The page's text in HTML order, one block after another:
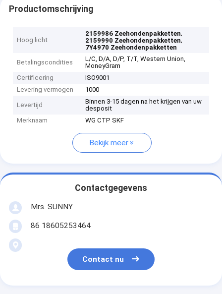
Productomschrijving
Hoog licht
2159986 Zeehondenpakketten,
2159990 Zeehondenpakketten,
7Y4970 Zeehondenpakketten
Betalingscondities
L/C, D/A, D/P, T/T, Western Union,
MoneyGram
Certificering
ISO9001
Levering vermogen
1000
Levertijd
Binnen 3-15 dagen na het krijgen van uw
desposit
Merknaam
WG CTP SKF
Bekijk meer
Contactgegevens
Mrs. SUNNY
86 18605253464
Contact nu